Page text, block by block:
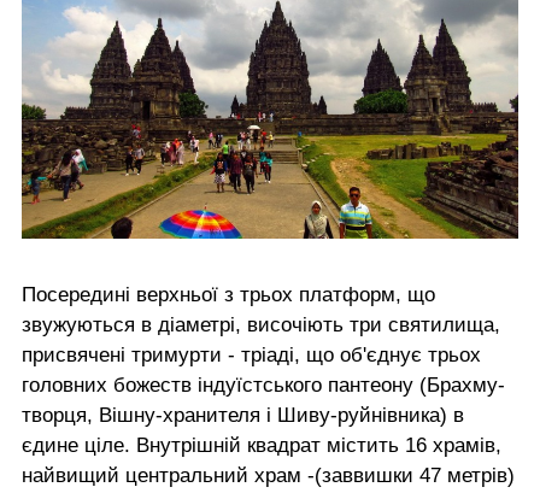
Посередині верхньої з трьох платформ, що
звужуються в діаметрі, височіють три святилища,
присвячені тримурти - тріаді, що об'єднує трьох
головних божеств індуїстського пантеону (Брахму-
творця, Вішну-хранителя і Шиву-руйнівника) в
єдине ціле. Внутрішній квадрат містить 16 храмів,
найвищий центральний храм -(заввишки 47 метрів)